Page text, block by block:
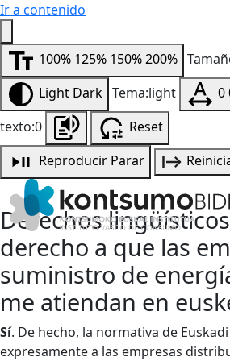
Ir a contenido
100% 125% 150%200%
Light Dark Tema:light 0
texto:0
Reset
Reproducir Parar
Derechos
derecho a que las
suministro de
me atiendan en
Sí. De hecho, la normativa de
expresamente a las empresas